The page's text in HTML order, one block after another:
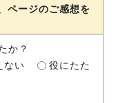
ページのご感想を
か？
ない
役にたた